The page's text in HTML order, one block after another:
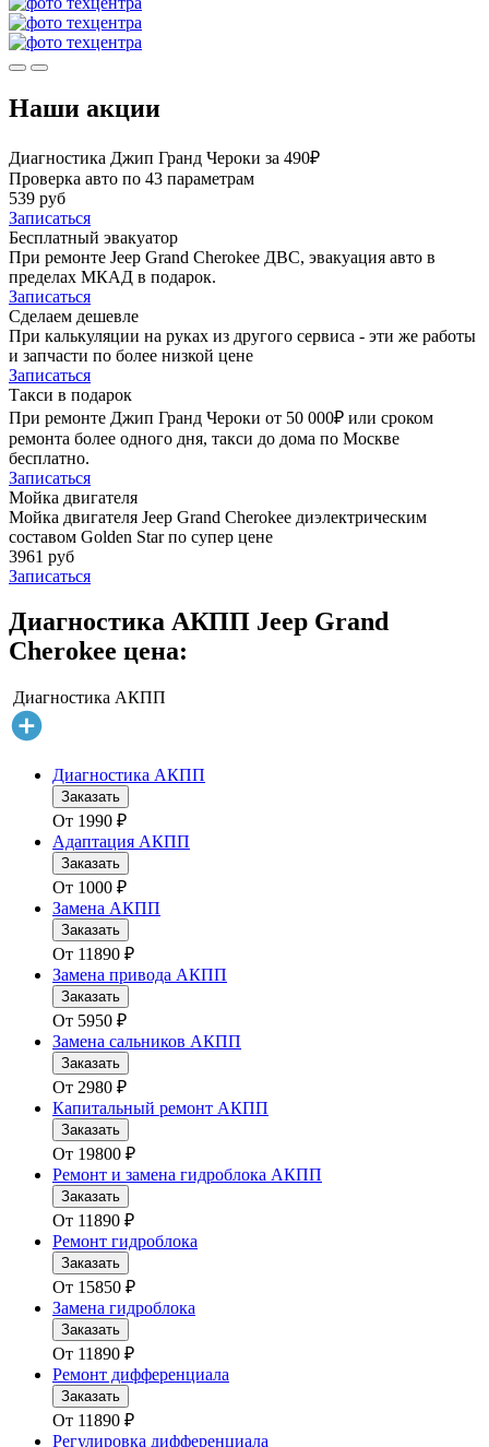
Наши акции
Диагностика Джип Гранд Чероки за 490₽
Проверка авто по 43 параметрам
539 руб
Записаться
Бесплатный эвакуатор
При ремонте Jeep Grand Cherokee ДВС, эвакуация авто в
пределах МКАД в подарок.
Записаться
Сделаем дешевле
При калькуляции на руках из другого сервиса - эти же работы
и запчасти по более низкой цене
Записаться
Такси в подарок
При ремонте Джип Гранд Чероки от 50 000₽ или сроком
ремонта более одного дня, такси до дома по Москве
бесплатно.
Записаться
Мойка двигателя
Мойка двигателя Jeep Grand Cherokee диэлектрическим
составом Golden Star по супер цене
3961 руб
Записаться
Диагностика АКПП Jeep Grand
Cherokee цена:
Диагностика АКПП
Диагностика АКПП
Заказать
От 1990 ₽
Адаптация АКПП
Заказать
От 1000 ₽
Замена АКПП
Заказать
От 11890 ₽
Замена привода АКПП
Заказать
От 5950 ₽
Замена сальников АКПП
Заказать
От 2980 ₽
Капитальный ремонт АКПП
Заказать
От 19800 ₽
Ремонт и замена гидроблока АКПП
Заказать
От 11890 ₽
Ремонт гидроблока
Заказать
От 15850 ₽
Замена гидроблока
Заказать
От 11890 ₽
Ремонт дифференциала
Заказать
От 11890 ₽
Регулировка дифференциала